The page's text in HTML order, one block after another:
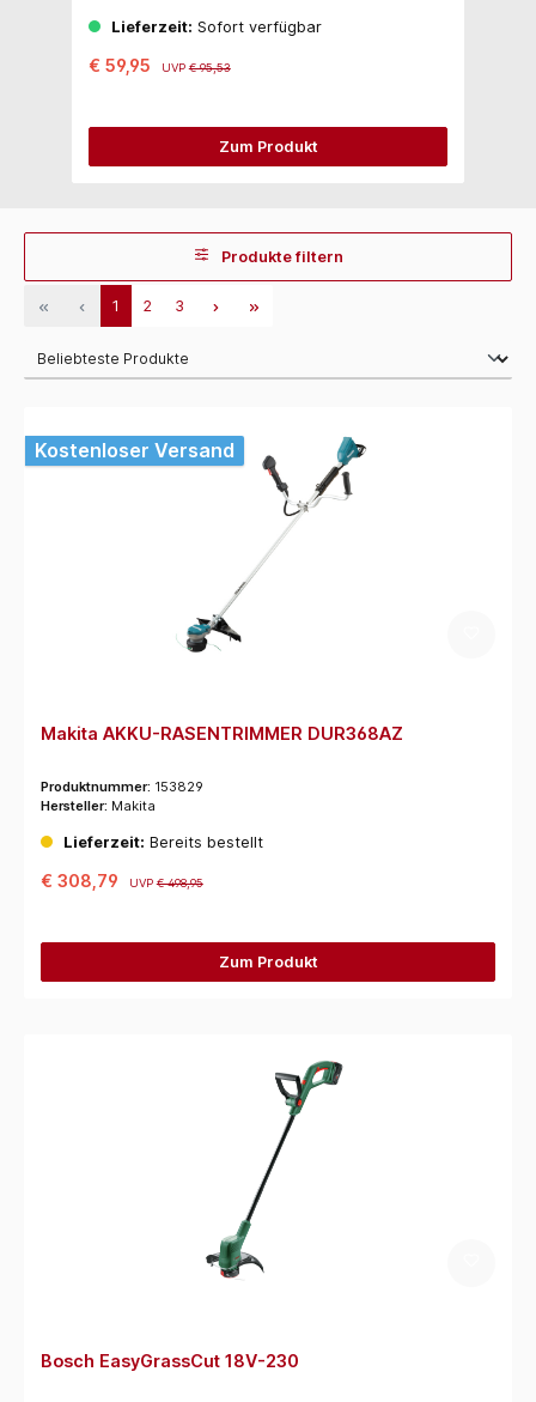
Lieferzeit: Sofort verfügbar
€ 59,95 UVP€ 95,53
Zum Produkt
Produkte filtern
1 2 3
Kostenloser Versand
Makita AKKU-RASENTRIMMER DUR368AZ
Produktnummer: 153829
Hersteller: Makita
Lieferzeit: Bereits bestellt
€ 308,79 UVP€ 498,95
Zum Produkt
Bosch EasyGrassCut 18V-230